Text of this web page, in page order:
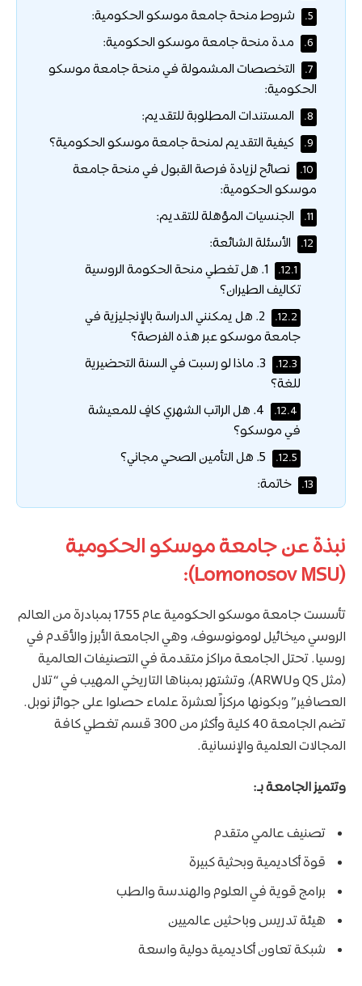
5. شروط منحة جامعة موسكو الحكومية:
6. مدة منحة جامعة موسكو الحكومية:
7.
التخصصات المشمولة في منحة جامعة موسكو
الحكومية:
8. المستندات المطلوبة للتقديم:
9. كيفية التقديم لمنحة جامعة موسكو الحكومية؟
10.
نصائح لزيادة فرصة القبول في منحة جامعة
موسكو الحكومية:
11. الجنسيات المؤهلة للتقديم:
12. الأسئلة الشائعة:
12.1.
1. هل تغطي منحة الحكومة الروسية
تكاليف الطيران؟
12.2.
2. هل يمكنني الدراسة بالإنجليزية في
جامعة موسكو عبر هذه الفرصة؟
12.3.
3. ماذا لو رسبت في السنة التحضيرية
للغة؟
12.4.
4. هل الراتب الشهري كافٍ للمعيشة
في موسكو؟
12.5.
13. خاتمة:
نبذة عن جامعة موسكو الحكومية
(Lomonosov MSU):
تأسست جامعة موسكو الحكومية عام 1755 بمبادرة من العالم
الروسي ميخائيل لومونوسوف، وهي الجامعة الأبرز والأقدم في
روسيا. تحتل الجامعة مراكز متقدمة في التصنيفات العالمية
(مثل QS وARWU)، وتشتهر بمبناها التاريخي المهيب في “تلال
العصافير” وبكونها مركزاً لعشرة علماء حصلوا على جوائز نوبل.
تضم الجامعة 40 كلية وأكثر من 300 قسم تغطي كافة
المجالات العلمية والإنسانية.
وتتميز الجامعة بـ:
تصنيف عالمي متقدم
قوة أكاديمية وبحثية كبيرة
برامج قوية في العلوم والهندسة والطب
هيئة تدريس وباحثين عالميين
شبكة تعاون أكاديمية دولية واسعة